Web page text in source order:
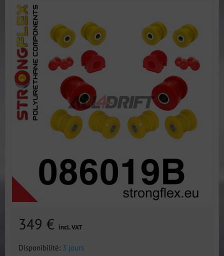
349 € incl. VAT
Disponibilité: 3 jours